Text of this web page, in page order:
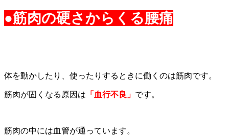
●筋肉の硬さからくる腰痛
体を動かしたり、使ったりするときに働くのは筋肉です。
筋肉が固くなる原因は 「血行不良」 です。
筋肉の中には血管が通っています。